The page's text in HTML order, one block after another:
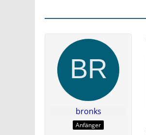
bronks
Anfänger